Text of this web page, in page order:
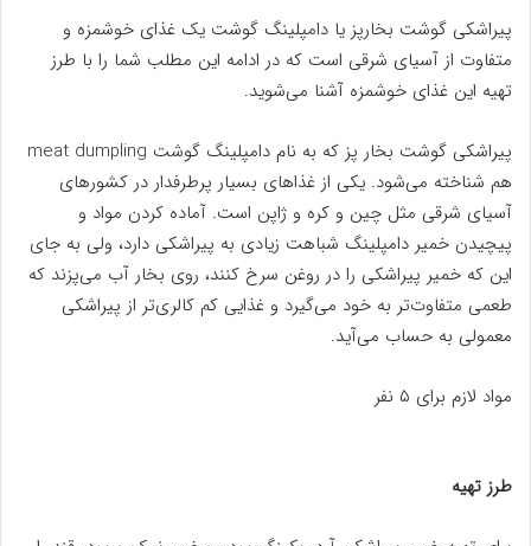
پیراشکی گوشت بخارپز یا دامپلینگ گوشت یک غذای خوشمزه و
متفاوت از آسیای شرقی است که در ادامه این مطلب شما را با طرز
تهیه این غذای خوشمزه آشنا می‌شوید.
پیراشکی گوشت بخار پز که به نام دامپلینگ گوشت meat dumpling
هم شناخته می‌شود. یکی از غذا‌های بسیار پرطرفدار در کشور‌های
آسیای شرقی مثل چین و کره و ژاپن است. آماده کردن مواد و
پیچیدن خمیر دامپلینگ شباهت زیادی به پیراشکی دارد، ولی به جای
این که خمیر پیراشکی را در روغن سرخ کنند، روی بخار آب می‌پزند که
طعمی متفاوت‌تر به خود می‌گیرد و غذایی کم کالری‌تر از پیراشکی
معمولی به حساب می‌آید.
مواد لازم برای ۵ نفر
طرز تهیه